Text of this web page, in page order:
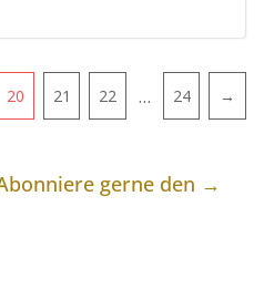
20 21 22 … 24 →
gerne den →